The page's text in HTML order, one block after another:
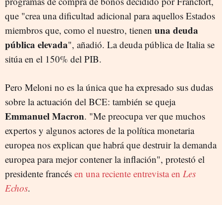
que "crea una dificultad adicional para aquellos Estados
miembros que, como el nuestro, tienen una deuda
pública elevada", añadió. La deuda pública de Italia se
sitúa en el 150% del PIB.
Pero Meloni no es la única que ha expresado sus dudas
sobre la actuación del BCE: también se queja
Emmanuel Macron. "Me preocupa ver que muchos
expertos y algunos actores de la política monetaria
europea nos explican que habrá que destruir la demanda
europea para mejor contener la inflación", protestó el
presidente francés en una reciente entrevista en Les
Echos.